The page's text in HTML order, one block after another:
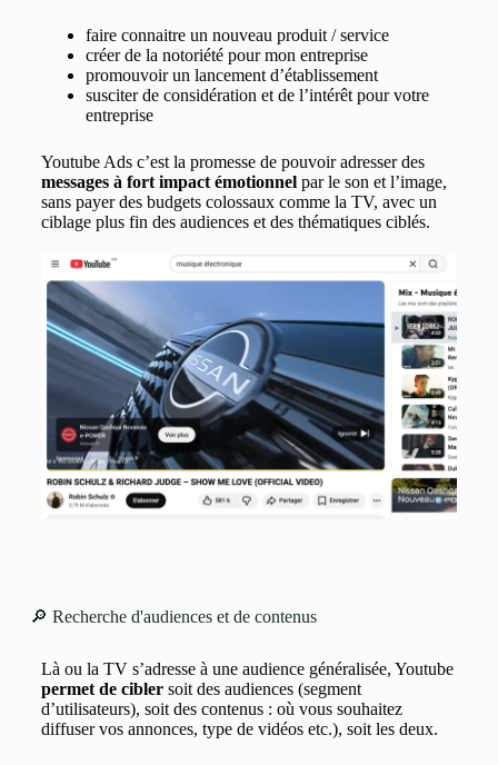
faire connaitre un nouveau produit / service
créer de la notoriété pour mon entreprise
promouvoir un lancement d’établissement
susciter de considération et de l’intérêt pour votre
entreprise
Youtube Ads c’est la promesse de pouvoir adresser des
messages à fort impact émotionnelpar le son et l’image,
sans payer des budgets colossaux comme la TV, avec un
ciblage plus fin des audiences et des thématiques ciblés.
🔎 Recherche d'audiences et de contenus
Là ou la TV s’adresse à une audience généralisée, Youtube
permet de ciblersoit des audiences (segment
d’utilisateurs), soit des contenus : où vous souhaitez
diffuser vos annonces, type de vidéos etc.), soit les deux.